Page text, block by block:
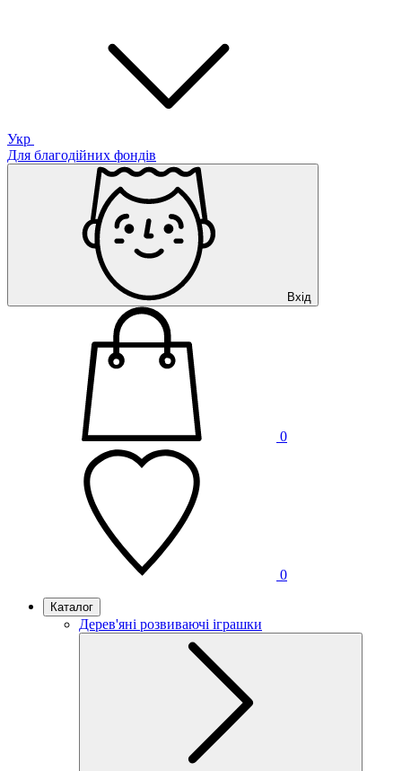
Укр
Для благодійних фондів
Вхід
0
0
Каталог
Дерев'яні розвиваючі іграшки